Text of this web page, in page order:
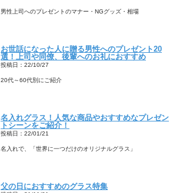
男性上司へのプレゼントのマナー・NGグッズ・相場
お世話になった人に贈る男性へのプレゼント20
選！上司や同僚、後輩へのお礼におすすめ
投稿日：22/10/27
20代～60代別にご紹介
名入れグラス！人気な商品やおすすめなプレゼン
トシーンをご紹介！
投稿日：22/01/21
名入れで、「世界に一つだけのオリジナルグラス」
父の日におすすめのグラス特集